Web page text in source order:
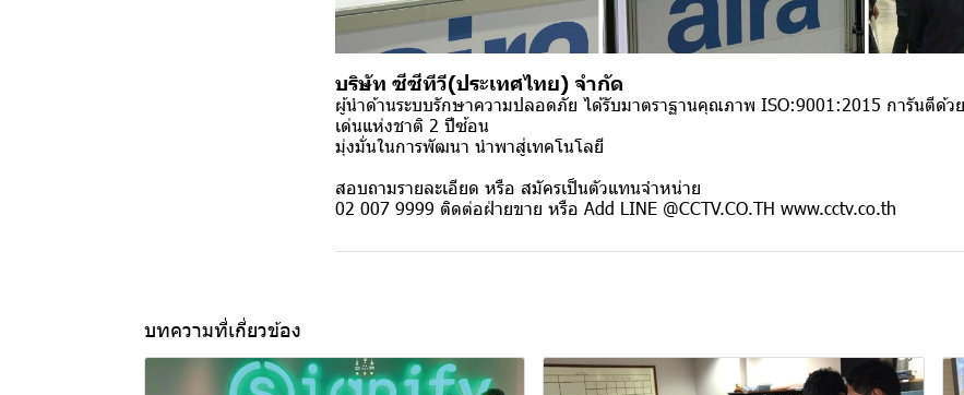
บริษัท ซีซีทีวี(ประเทศไทย) จำกัด
ผู้นำด้านระบบรักษาความปลอดภัย ได้รับมาตราฐานคุณภาพ ISO:9001:2015 การันตีด้ว
เด่นแห่งชาติ 2 ปีซ้อน
มุ่งมั่นในการพัฒนา นำพาสู่เทคโนโลยี
สอบถามรายละเอียด หรือ สมัครเป็นตัวแทนจำหน่าย
02 007 9999 ติดต่อฝ่ายขาย หรือ Add LINE @CCTV.CO.TH www.cctv.co.th
บทความที่เกี่ยวข้อง